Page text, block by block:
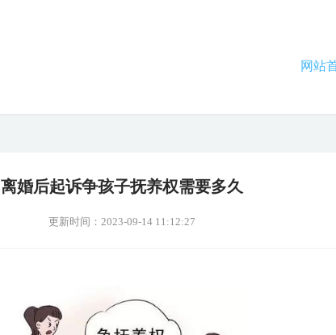
网站
离婚后起诉争孩子抚养权需要多久
更新时间：2023-09-14 11:12:27